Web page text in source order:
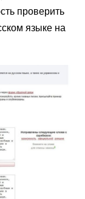
проверить
языке на